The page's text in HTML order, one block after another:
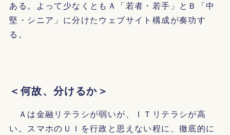
ある。よって少なくともＡ「若者・若手」とＢ「中
堅・シニア」に分けたウェブサイト構成が奏功す
る。
＜何故、分けるか＞
Ａは金融リテラシが弱いが、ＩＴリテラシが高
い。スマホのＵＩを行政と思えない程に、徹底的に